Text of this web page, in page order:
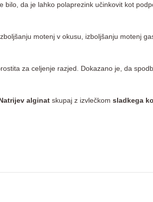
da je lahko polaprezink učinkovit kot
motenj v okusu, izboljšanju motenj
za celjenje razjed. Dokazano je, da
alginat skupaj z izvlečkom sladkega